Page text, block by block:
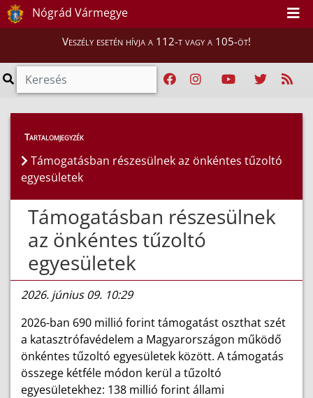
Nógrád Vármegye
Veszély esetén hívja a 112-t vagy a 105-öt!
Híreink > Hírek
Tartalomjegyzék
Támogatásban részesülnek az önkéntes tűzoltó
egyesületek
Támogatásban részesülnek
az önkéntes tűzoltó
egyesületek
2026. június 09. 10:29
2026-ban 690 millió forint támogatást oszthat szét
a katasztrófavédelem a Magyarországon működő
önkéntes tűzoltó egyesületek között. A támogatás
összege kétféle módon kerül a tűzoltó
egyesületekhez: 138 millió forint állami